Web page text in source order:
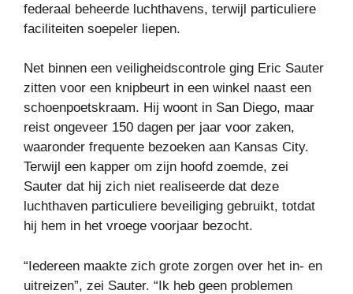
federaal beheerde luchthavens, terwijl particuliere
faciliteiten soepeler liepen.
Net binnen een veiligheidscontrole ging Eric Sauter
zitten voor een knipbeurt in een winkel naast een
schoenpoetskraam. Hij woont in San Diego, maar
reist ongeveer 150 dagen per jaar voor zaken,
waaronder frequente bezoeken aan Kansas City.
Terwijl een kapper om zijn hoofd zoemde, zei
Sauter dat hij zich niet realiseerde dat deze
luchthaven particuliere beveiliging gebruikt, totdat
hij hem in het vroege voorjaar bezocht.
“Iedereen maakte zich grote zorgen over het in- en
uitreizen”, zei Sauter. “Ik heb geen problemen